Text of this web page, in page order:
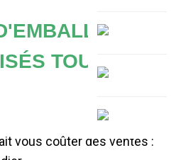
TOUT-EN-
vous coûter des ventes :